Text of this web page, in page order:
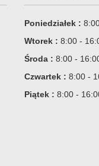
Poniedziałek :
Wtorek : 8:00 -
Środa : 8:00 -
Czwartek : 8:00 -
Piątek : 8:00 -